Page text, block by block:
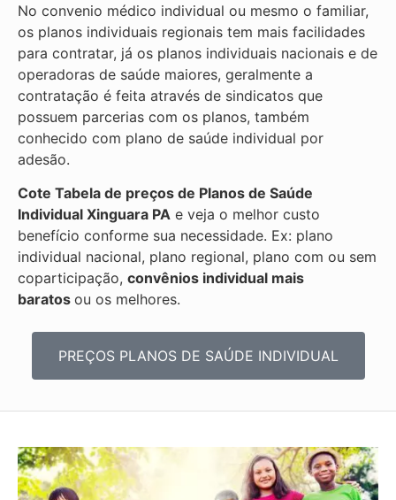
No convenio médico individual ou mesmo o familiar,
os planos individuais regionais tem mais facilidades
para contratar, já os planos individuais nacionais e de
operadoras de saúde maiores, geralmente a
contratação é feita através de sindicatos que
possuem parcerias com os planos, também
conhecido com plano de saúde individual por
adesão.
Cote Tabela de preços de Planos de Saúde
Individual Xinguara PA e veja o melhor custo
benefício conforme sua necessidade. Ex: plano
individual nacional, plano regional, plano com ou sem
coparticipação, convênios individual mais
baratos ou os melhores.
PREÇOS PLANOS DE SAÚDE INDIVIDUAL